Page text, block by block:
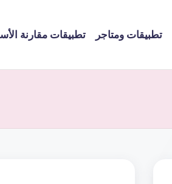
تطبيقات ومتاجر تطبيقات مقارنة